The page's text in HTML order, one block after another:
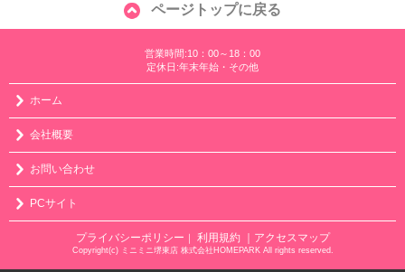
ページトップに戻る
営業時間:10：00～18：00
定休日:年末年始・その他
ホーム
会社概要
お問い合わせ
PCサイト
プライバシーポリシー ｜ 利用規約 ｜アクセスマップ
Copyright(c) ミニミニ堺東店 株式会社HOMEPARK All rights reserved.